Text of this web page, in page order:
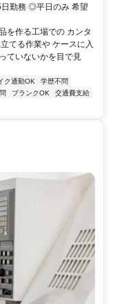
勤務 ◎平日のみ 希望
を作る工場での カンタ
てる作業や ケースに入
ていないかを目で見
ク通勤OK
学歴不問
ブランクOK
交通費支給